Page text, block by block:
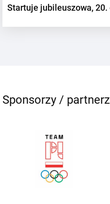
Startuje jubileuszowa,
Sponsorzy /